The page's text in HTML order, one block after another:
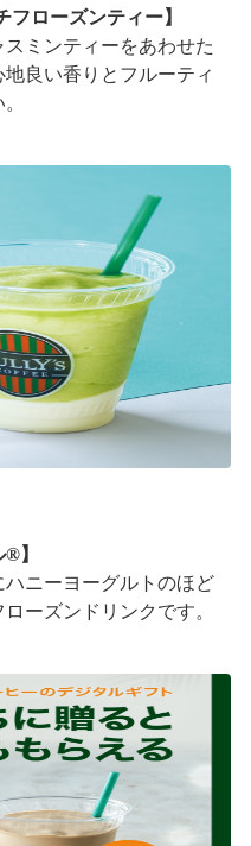
フローズンティー】
ミンティーをあわせた
良い香りとフルーティ
】
ニーヨーグルトのほど
ーズンドリンクです。